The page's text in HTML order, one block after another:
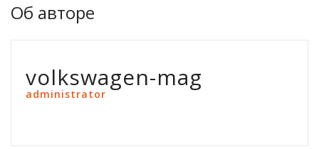
Об авторе
volkswagen-mag
administrator